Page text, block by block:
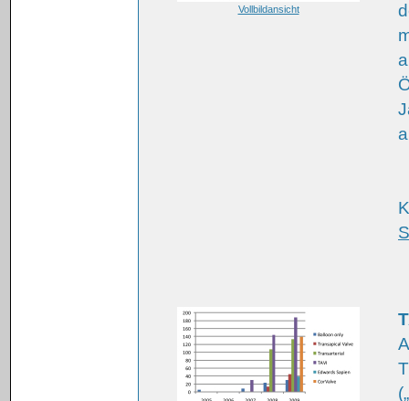
Vollbildansicht